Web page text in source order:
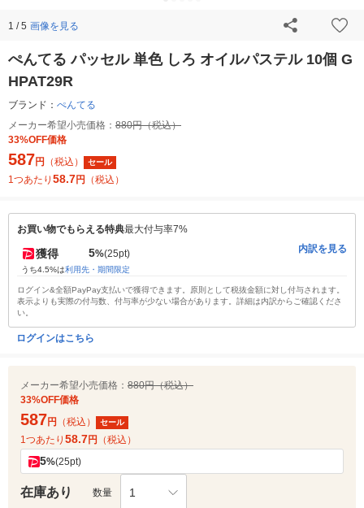
1 / 5 画像を見る
ぺんてる パッセル 単色 しろ オイルパステル 10個 G
HPAT29R
ブランド： ぺんてる
メーカー希望小売価格： 880円（税込）
33%OFF価格
587円 （税込） セール
1つあたり 58.7円 （税込）
お買い物でもらえる特典最大付与率7%
獲得 5%(25pt)
うち4.5%は利用先・期間限定
内訳を見る
ログイン&全額PayPay支払いで獲得できます。原則として税抜金額に対し付与されます。
表示よりも実際の付与数、付与率が少ない場合があります。詳細は内訳からご確認くださ
い。
ログインはこちら
メーカー希望小売価格： 880円（税込）
33%OFF価格
587円 （税込） セール
1つあたり 58.7円 （税込）
5%(25pt)
在庫あり 数量 1